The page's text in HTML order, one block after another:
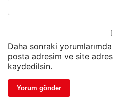
Daha sonraki
posta adresim ve site
kaydedilsin.